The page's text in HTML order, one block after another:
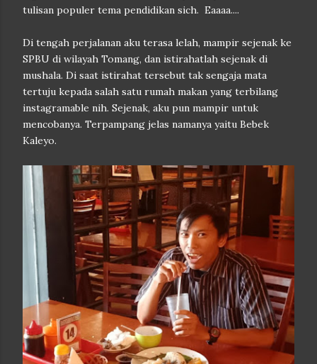
tulisan populer tema pendidikan sich. Eaaaa....
Di tengah perjalanan aku terasa lelah, mampir sejenak ke
SPBU di wilayah Tomang, dan istirahatlah sejenak di
mushala. Di saat istirahat tersebut tak sengaja mata
tertuju kepada salah satu rumah makan yang terbilang
instagramable nih. Sejenak, aku pun mampir untuk
mencobanya. Terpampang jelas namanya yaitu Bebek
Kaleyo.